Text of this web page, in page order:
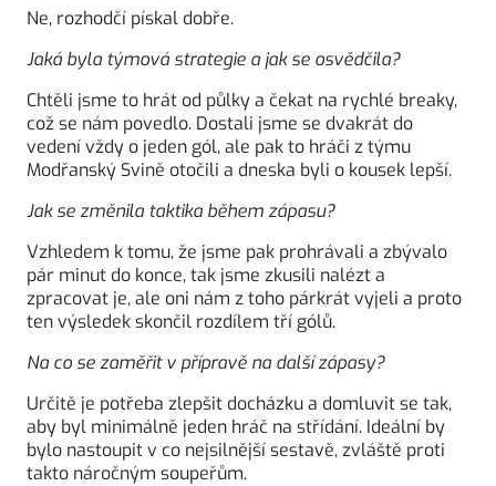
Ne, rozhodčí pískal dobře.
Jaká byla týmová strategie a jak se osvědčila?
Chtěli jsme to hrát od půlky a čekat na rychlé breaky,
což se nám povedlo. Dostali jsme se dvakrát do
vedení vždy o jeden gól, ale pak to hráči z týmu
Modřanský Svině otočili a dneska byli o kousek lepší.
Jak se změnila taktika během zápasu?
Vzhledem k tomu, že jsme pak prohrávali a zbývalo
pár minut do konce, tak jsme zkusili nalézt a
zpracovat je, ale oni nám z toho párkrát vyjeli a proto
ten výsledek skončil rozdílem tří gólů.
Na co se zaměřit v přípravě na další zápasy?
Určitě je potřeba zlepšit docházku a domluvit se tak,
aby byl minimálně jeden hráč na střídání. Ideální by
bylo nastoupit v co nejsilnější sestavě, zvláště proti
takto náročným soupeřům.